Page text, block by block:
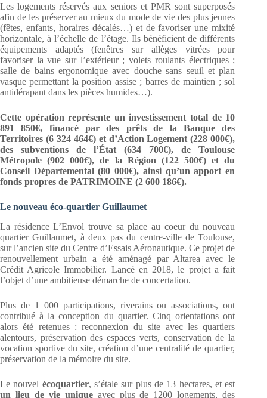
Les logements réservés aux seniors et PMR sont superposés
afin de les préserver au mieux du mode de vie des plus jeunes
(fêtes, enfants, horaires décalés…) et de favoriser une mixité
horizontale, à l’échelle de l’étage. Ils bénéficient de différents
équipements adaptés (fenêtres sur allèges vitrées pour
favoriser la vue sur l’extérieur ; volets roulants électriques ;
salle de bains ergonomique avec douche sans seuil et plan
vasque permettant la position assise ; barres de maintien ; sol
antidérapant dans les pièces humides…).
Cette opération représente un investissement total de 10
891 850€, financé par des prêts de la Banque des
Territoires (6 324 464€) et d’Action Logement (228 000€),
des subventions de l’État (634 700€), de Toulouse
Métropole (902 000€), de la Région (122 500€) et du
Conseil Départemental (80 000€), ainsi qu’un apport en
fonds propres de PATRIMOINE (2 600 186€).
Le nouveau éco-quartier Guillaumet
La résidence L’Envol trouve sa place au coeur du nouveau
quartier Guillaumet, à deux pas du centre-ville de Toulouse,
sur l’ancien site du Centre d’Essais Aéronautique. Ce projet de
renouvellement urbain a été aménagé par Altarea avec le
Crédit Agricole Immobilier. Lancé en 2018, le projet a fait
l’objet d’une ambitieuse démarche de concertation.
Plus de 1 000 participations, riverains ou associations, ont
contribué à la conception du quartier. Cinq orientations ont
alors été retenues : reconnexion du site avec les quartiers
alentours, préservation des espaces verts, conservation de la
vocation sportive du site, création d’une centralité de quartier,
préservation de la mémoire du site.
Le nouvel écoquartier, s’étale sur plus de 13 hectares, et est
un lieu de vie unique avec plus de 1200 logements, des